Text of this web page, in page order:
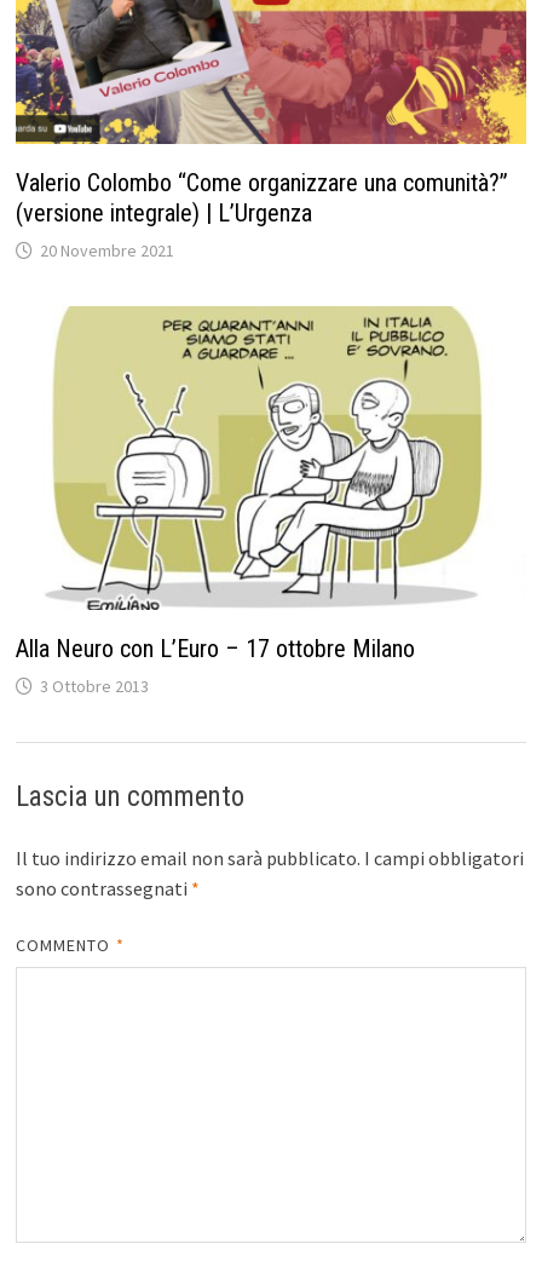
Valerio Colombo “Come organizzare una comunità?”
(versione integrale) | L’Urgenza
20 Novembre 2021
Alla Neuro con L’Euro – 17 ottobre Milano
3 Ottobre 2013
Lascia un commento
Il tuo indirizzo email non sarà pubblicato. I campi obbligatori
sono contrassegnati *
COMMENTO *